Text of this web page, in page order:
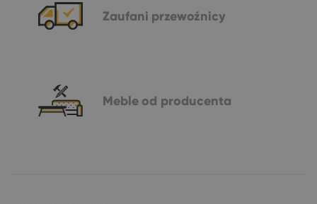
Zaufani przewoźnicy
Meble od producenta